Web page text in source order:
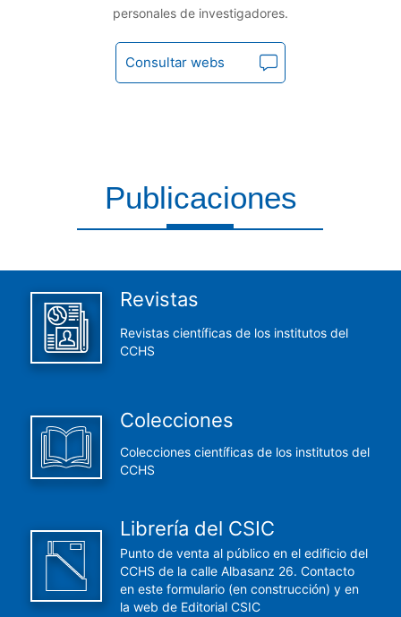
personales de investigadores.
Consultar webs
Publicaciones
Revistas
Revistas científicas de los institutos del
CCHS
Colecciones
Colecciones científicas de los institutos del
CCHS
Librería del CSIC
Punto de venta al público en el edificio del
CCHS de la calle Albasanz 26. Contacto
en este formulario (en construcción) y en
la web de Editorial CSIC